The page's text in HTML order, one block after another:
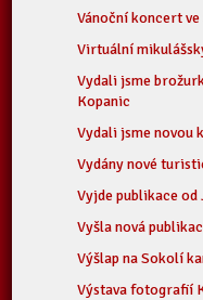
Vánoční koncert
Virtuální
Vydali jsme
Kopanic
Vydali jsme novou
Vydány nové
Vyjde publikace
Vyšla nová
Výšlap na Sokolí
Výstava fotografií